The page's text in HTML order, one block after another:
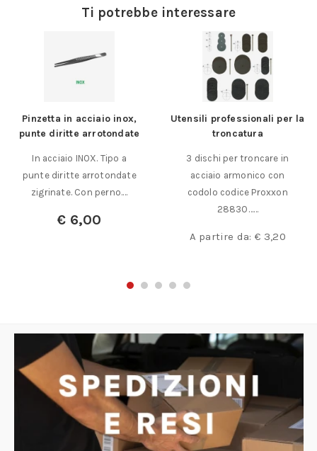
Ti potrebbe interessare
in acciaio inox,
diritte arrotondate
acciaio INOX. Tipo a
diritte arrotondate
Con perno.…
6,00
Utensili professionali per la
troncatura
3 dischi per troncare in
acciaio armonico con
codolo codice Proxxon
28830……
A partire da:€3,20